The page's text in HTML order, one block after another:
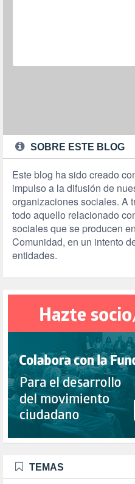
SOBRE ESTE BLOG
Este blog ha sido creado
impulso a la difusión de
organizaciones sociales. A
todo aquello relacionado
sociales que se producen
Comunidad, en un intento
entidades.
TEMAS